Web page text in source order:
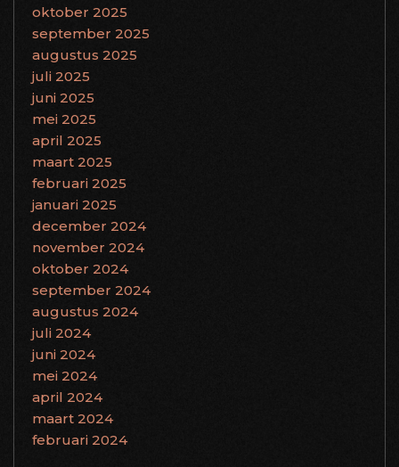
oktober 2025
september 2025
augustus 2025
juli 2025
juni 2025
mei 2025
april 2025
maart 2025
februari 2025
januari 2025
december 2024
november 2024
oktober 2024
september 2024
augustus 2024
juli 2024
juni 2024
mei 2024
april 2024
maart 2024
februari 2024